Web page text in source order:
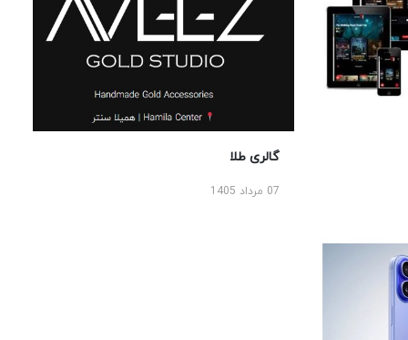
گالری طلا
07 مرداد 1405